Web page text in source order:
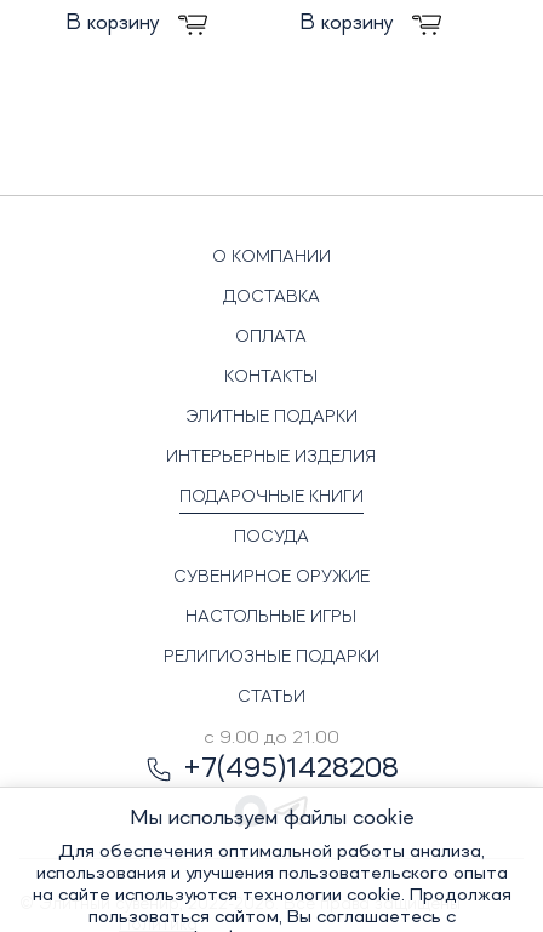
В корзину В корзину
О КОМПАНИИ
ДОСТАВКА
ОПЛАТА
КОНТАКТЫ
ЭЛИТНЫЕ ПОДАРКИ
ИНТЕРЬЕРНЫЕ ИЗДЕЛИЯ
ПОДАРОЧНЫЕ КНИГИ
ПОСУДА
СУВЕНИРНОЕ ОРУЖИЕ
НАСТОЛЬНЫЕ ИГРЫ
РЕЛИГИОЗНЫЕ ПОДАРКИ
СТАТЬИ
с 9.00 до 21.00
+7(495)1428208
© Элитный сувенир, 2022-2026. Все права защищены
Политика
Мы используем файлы cookie
Для обеспечения оптимальной работы анализа,
использования и улучшения пользовательского опыта
на сайте используются технологии cookie. Продолжая
пользоваться сайтом, Вы соглашаетесь с